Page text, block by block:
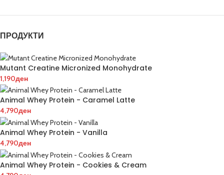
ПРОДУКТИ
Mutant Creatine Micronized Monohydrate
1,190ден
Animal Whey Protein - Caramel Latte
4,790ден
Animal Whey Protein - Vanilla
4,790ден
Animal Whey Protein - Cookies & Cream